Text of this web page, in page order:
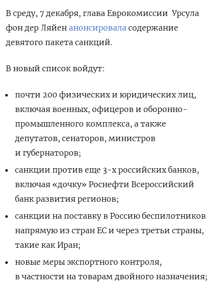
В среду, 7 декабря, глава Еврокомиссии Урсула
фон дер Ляйен анонсировала содержание
девятого пакета санкций.
В новый список войдут:
почти 200 физических и юридических лиц,
включая военных, офицеров и оборонно-
промышленного комплекса, а также
депутатов, сенаторов, министров
и губернаторов;
санкции против еще 3-х российских банков,
включая «дочку» Роснефти Всероссийский
банк развития регионов;
санкции на поставку в Россию беспилотников
напрямую из стран ЕС и через третьи страны,
такие как Иран;
новые меры экспортного контроля,
в частности на товарам двойного назначения;